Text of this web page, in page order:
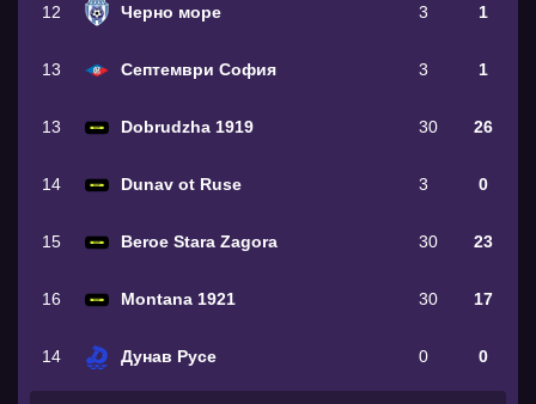
12 Черно море 3 1
13 Септември София 3 1
13 Dobrudzha 1919 30 26
14 Dunav ot Ruse 3 0
15 Beroe Stara Zagora 30 23
16 Montana 1921 30 17
14 Дунав Русе 0 0